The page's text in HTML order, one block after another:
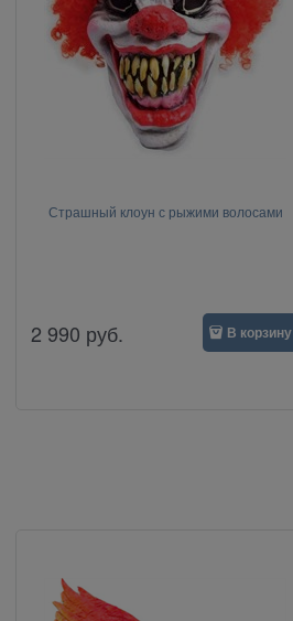
Страшный клоун с рыжими волосами
2 990 руб. В корзину